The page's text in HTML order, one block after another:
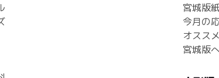
宮城版
今月の
オスス
宮城版